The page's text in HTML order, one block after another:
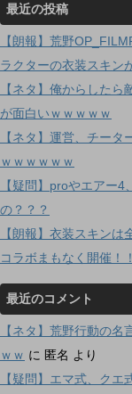
最近の投稿
【朗報】荒野
ラクターの衣装スキン
【ネタ】俺からした
が面白いｗｗｗｗｗ
【ネタ】運営、チー
ｗｗｗｗｗｗ
【疑問】proやエアー
の？？？
【朗報】衣装スキン
コラボまもなく開催！
最近のコメント
【ネタ】荒野行動の
ｗｗ に 匿名 より
【疑問】エマ式、クエ